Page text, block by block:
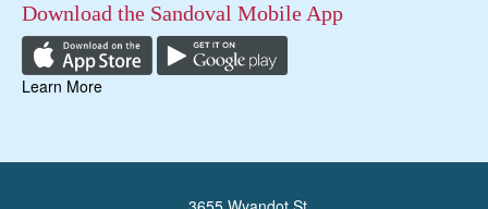
Download the Sandoval Mobile App
Learn More